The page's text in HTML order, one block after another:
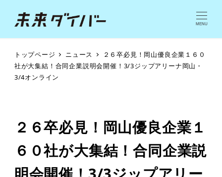
MENU
トップページ ニュース
２６卒必見！岡山優良企業１６０
社が大集結！合同企業説明会開催！3/3ジップアリーナ岡山・
3/4オンライン
２６卒必見！岡山優良企業１
６０社が大集結！合同企業説